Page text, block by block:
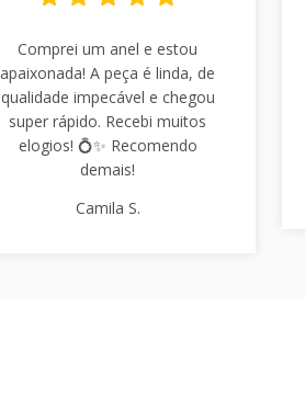
Comprei um anel e estou
apaixonada! A peça é linda, de
qualidade impecável e chegou
super rápido. Recebi muitos
elogios! 💍✨ Recomendo
demais!
Camila S.